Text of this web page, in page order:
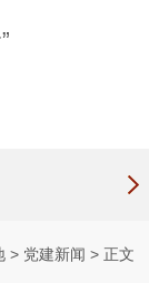
> 党建新闻 > 正文